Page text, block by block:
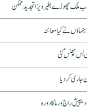
نے کیا معائنہ
بس پھنس گئی
راج ورما کا دورہ